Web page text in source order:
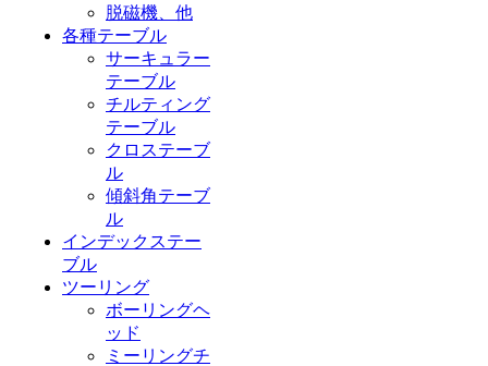
脱磁機、他
各種テーブル
サーキュラー
テーブル
チルティング
テーブル
クロステーブ
ル
傾斜角テーブ
ル
インデックステー
ブル
ツーリング
ボーリングヘ
ッド
ミーリングチ